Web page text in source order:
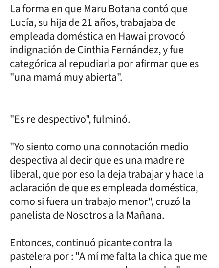
La forma en que Maru Botana contó que
Lucía, su hija de 21 años, trabajaba de
empleada doméstica en Hawai provocó
indignación de Cinthia Fernández, y fue
categórica al repudiarla por afirmar que es
"una mamá muy abierta".
"Es re despectivo", fulminó.
"Yo siento como una connotación medio
despectiva al decir que es una madre re
liberal, que por eso la deja trabajar y hace la
aclaración de que es empleada doméstica,
como si fuera un trabajo menor", cruzó la
panelista de Nosotros a la Mañana.
Entonces, continuó picante contra la
pastelera por : "A mí me falta la chica que me